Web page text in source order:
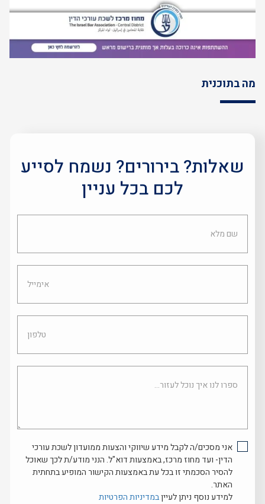
מה בתוכנית
שאלות? בירורים? נשמח לסייע
לכם בכל עניין
שם
מלא
אימייל
טלפון
ספרו
לנו
אני מסכים/ה לקבל מידע שיווקי והצעות ממועדון לשכת עורכי
הדין- ועד מחוז מרכז, באמצעות דוא"ל. הנני מודע/ת לכך שאוכל
להסיר הסכמתי זו בכל עת באמצעות הקישור המופיע בתחתית
האתר.
למידע נוסף ניתן לעייןבמדיניות הפרטיות